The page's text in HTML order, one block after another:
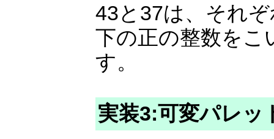
43と37は、それ
下の正の整数をこ
す。
実装3:可変パレッ